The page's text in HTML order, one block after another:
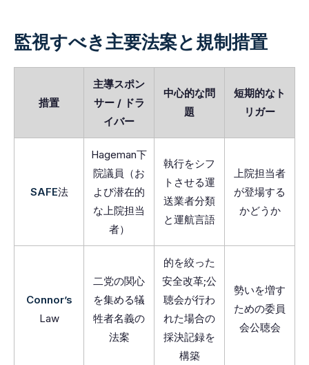
監視すべき主要法案と規制措置
措置
主導スポン
サー / ドラ
イバー
中心的な問
題
短期的なト
リガー
SAFE法
Hageman下
院議員（お
よび潜在的
な上院担当
者）
執行をシフ
トさせる運
送業者分類
と運航言語
上院担当者
が登場する
かどうか
Connor’s
Law
二党の関心
を集める犠
牲者名義の
法案
的を絞った
安全改革;公
聴会が行わ
れた場合の
採決記録を
構築
勢いを増す
ための委員
会公聴会